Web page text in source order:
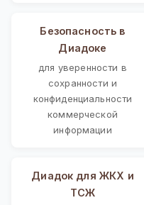
Безопасность в
Диадоке
для уверенности в
сохранности и
конфиденциальности
коммерческой
информации
Диадок для ЖКХ и
ТСЖ